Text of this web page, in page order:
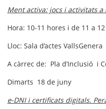
Ment activa: jocs i activitats a
Hora: 10-11 hores i de 11 a
Lloc: Sala d’actes
A càrrec de: Pla d’Inclusió i
Dimarts 18 de juny
e-DNI i certificats digitals.